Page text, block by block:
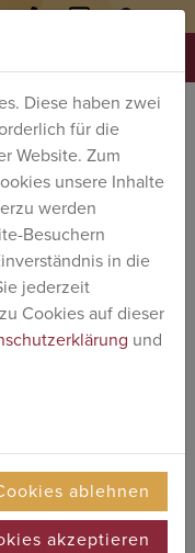
0
finden bei uns
auch am
für ein
für
nur für ein
Wir finden für
unterstützen
Diese haben zwei
für die
Website. Zum
unsere Inhalte
werden
Besuchern
in die
jederzeit
Cookies auf dieser
und
ablehnen
akzeptieren